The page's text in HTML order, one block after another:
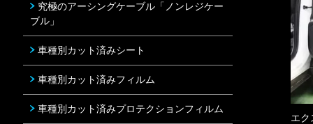
エ
究極のアーシングケーブル「ノンレジケー
ブル」
車種別カット済みシート
車種別カット済みフィルム
車種別カット済みプロテクションフィルム